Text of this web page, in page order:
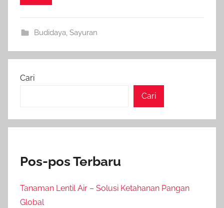
Budidaya Sayuran
Cari
Cari
Pos-pos Terbaru
Tanaman Lentil Air – Solusi Ketahanan Pangan
Global